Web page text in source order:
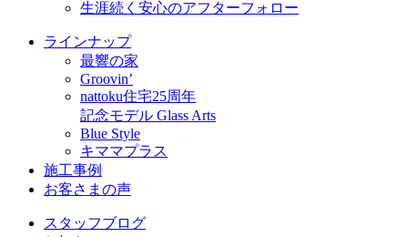
生涯続く安心のアフターフォロー
ラインナップ
最響の家
Groovin’
nattoku住宅25周年
記念モデル Glass Arts
Blue Style
キママプラス
施工事例
お客さまの声
スタッフブログ